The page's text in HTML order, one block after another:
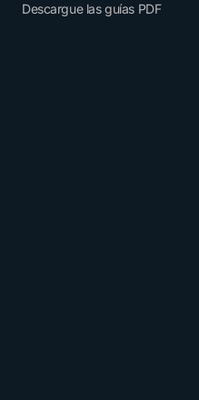
Descargue las guías PDF